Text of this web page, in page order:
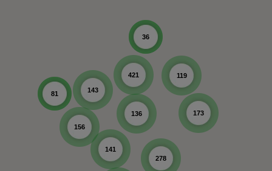
81
421
278
143
173
141
119
156
136
36